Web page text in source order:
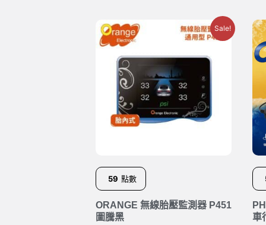
Sale!
59 點數
ORANGE 無線胎壓監測器 P451
圖騰黑
車